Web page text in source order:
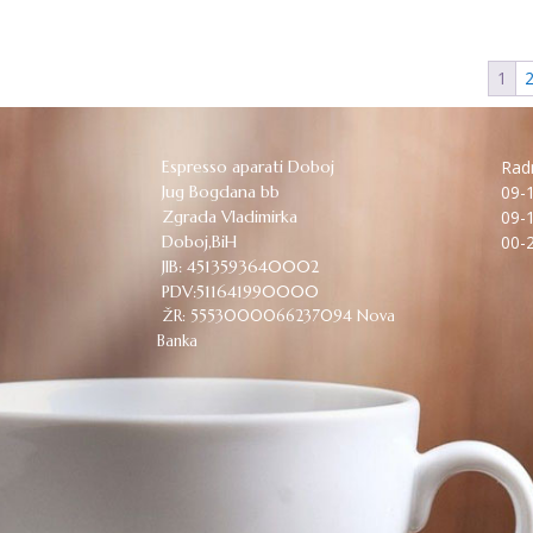
1 2
Espresso aparati Doboj
Jug Bogdana bb
Zgrada Vladimirka
Doboj,BiH
JIB: 4513593640002
PDV:511641990000
ŽR: 5553000066237094 Nova
Banka
09-
09-
00-